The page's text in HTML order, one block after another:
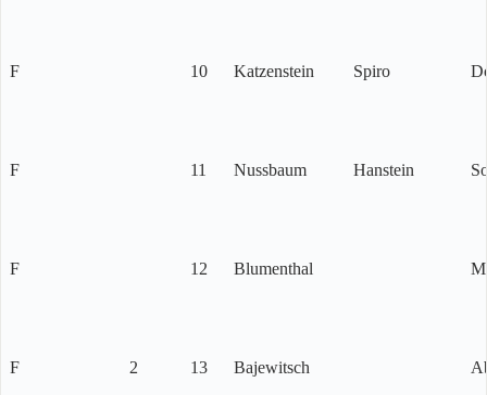
F 10 Katzenstein Spiro
F 11 Nussbaum Hanstein
F 12 Blumenthal
F 2 13 Bajewitsch